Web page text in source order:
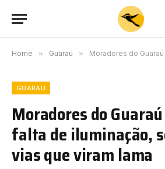
Home » Guarau » Moradores do Guaraú sofrem com falta
GUARAU
Moradores do
falta de iluminação,
vias que viram lama